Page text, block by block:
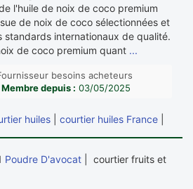
l'huile de noix de coco premium
de noix de coco sélectionnées et
standards internationaux de qualité.
de coco premium quant ...
besoins acheteurs
Membre depuis : 03/05/2025
huiles courtier huiles France
Poudre D'avocat| courtier fruits et